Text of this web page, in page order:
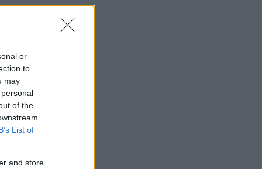
or
to
may
of the
List of
and store